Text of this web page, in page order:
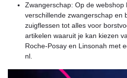
Zwangerschap: Op de webshop
verschillende zwangerschap en
zuigflessen tot alles voor
artikelen waaruit je kan kiezen
Roche-Posay en Linsonah met
nl.